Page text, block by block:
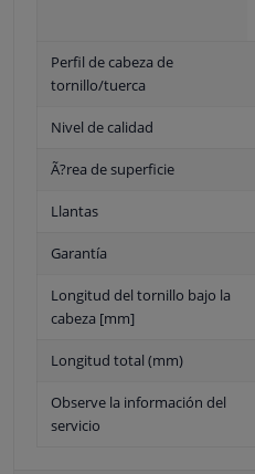
Perfil de cabeza de
tornillo/tuerca
Nivel de calidad
Ã?rea de superficie
Llantas
Garantía
Longitud del tornillo bajo la
cabeza [mm]
Longitud total (mm)
Observe la información del
servicio